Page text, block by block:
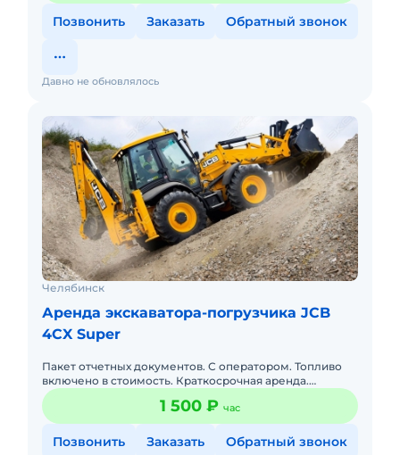
Позвонить Заказать Обратный звонок
Давно не обновлялось
Челябинск
Аренда экскаватора-погрузчика JCB
4CX Super
Пакет отчетных документов. С оператором. Топливо
включено в стоимость. Краткосрочная аренда.
Долгосрочная аренда.
1 500 ₽ час
Позвонить Заказать Обратный звонок